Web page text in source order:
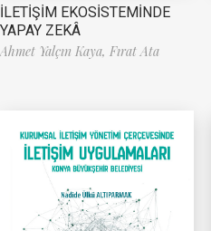
İLETİŞİM EKOSİSTEMİNDE
YAPAY ZEKÂ
Ahmet Yalçın Kaya, Fırat Ata